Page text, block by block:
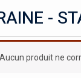
-
Aucun produit ne